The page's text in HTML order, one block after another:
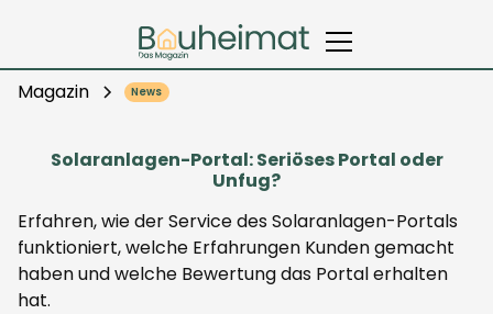
Magazin News
Solaranlagen-Portal: Seriöses Portal oder
Unfug?
Erfahren, wie der Service des Solaranlagen-Portals
funktioniert, welche Erfahrungen Kunden gemacht
haben und welche Bewertung das Portal erhalten
hat.